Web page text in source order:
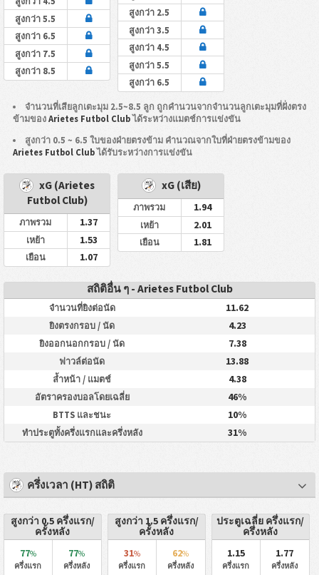
สูงกว่า 5.5
สูงกว่า 6.5
สูงกว่า 7.5
สูงกว่า 8.5
สูงกว่า 2.5
สูงกว่า 3.5
สูงกว่า 4.5
สูงกว่า 5.5
สูงกว่า 6.5
จำนวนที่เสียลูกเตะมุม 2.5~8.5 ลูก ถูกคำนวนจากจำนวนลูกเตะมุมที่ฝั่งตรง
ข้ามของ Arietes Futbol Clubได้ระหว่างแมตช์การแข่งขัน
สูงกว่า 0.5 ~ 6.5 ใบของฝ่ายตรงข้าม คำนวณจากใบที่ฝ่ายตรงข้ามของ
Arietes Futbol Clubได้รับระหว่างการแข่งขัน
xG (Arietes
Futbol Club)
ภาพรวม 1.37
เหย้า 1.53
เยือน 1.07
xG (เสีย)
ภาพรวม 1.94
เหย้า 2.01
เยือน 1.81
สถิติอื่น ๆ - Arietes Futbol Club
จำนวนที่ยิงต่อนัด 11.62
ยิงตรงกรอบ / นัด 4.23
ยิงออกนอกกรอบ / นัด 7.38
ฟาวล์ต่อนัด 13.88
ล้ำหน้า / แมตช์ 4.38
อัตราครองบอลโดยเฉลี่ย 46%
BTTS และชนะ 10%
ทำประตูทั้งครึ่งแรกและครึ่งหลัง 31%
ครึ่งเวลา (HT) สถิติ
สูงกว่า 0.5 ครึ่งแรก/
ครั้งหลัง
77%
ครึ่งแรก
77%
ครึ่งหลัง
สูงกว่า 1.5 ครึ่งแรก/
ครั้งหลัง
31%
ครึ่งแรก
62%
ครึ่งหลัง
ประตูเฉลี่ย ครึ่งแรก/
ครึ่งหลัง
1.15
ครึ่งแรก
1.77
ครึ่งหลัง